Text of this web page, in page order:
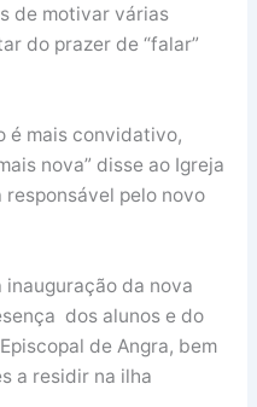
de motivar várias
do prazer de “falar”
é mais convidativo,
nova” disse ao Igreja
responsável pelo novo
da nova
dos alunos e do
de Angra, bem
a residir na ilha